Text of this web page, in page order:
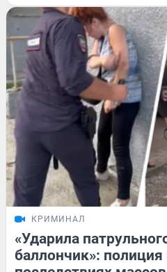
КРИМИНАЛ
«Ударила
баллончик»: